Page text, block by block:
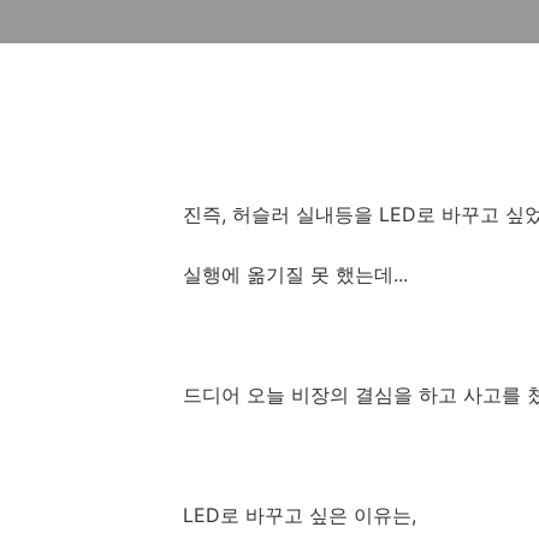
진즉, 허슬러 실내등을 LED로 바꾸고 싶
실행에 옮기질 못 했는데...
드디어 오늘 비장의 결심을 하고 사고를
LED로 바꾸고 싶은 이유는,